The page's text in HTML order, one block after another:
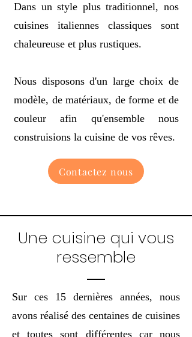
Dans un style plus traditionnel, nos
cuisines italiennes classiques sont
chaleureuse et plus rustiques.
Nous disposons d'un large choix de
modèle, de matériaux, de forme et de
couleur afin qu'ensemble nous
construisions la cuisine de vos rêves.
Contactez nous
Une cuisine qui vous
ressemble
Sur ces 15 dernières années, nous
avons réalisé des centaines de cuisines
et toutes sont différentes car nous